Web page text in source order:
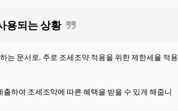
용되는 상황
는 문서로, 주로 조세조약 적용을 위한 제한세율 적용
하여 조세조약에 따른 혜택을 받을 수 있게 해줍니